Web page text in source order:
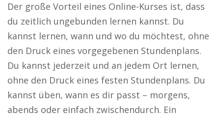
Der große Vorteil eines Online-Kurses ist, dass
du zeitlich ungebunden lernen kannst. Du
kannst lernen, wann und wo du möchtest, ohne
den Druck eines vorgegebenen Stundenplans.
Du kannst jederzeit und an jedem Ort lernen,
ohne den Druck eines festen Stundenplans. Du
kannst üben, wann es dir passt – morgens,
abends oder einfach zwischendurch. Ein